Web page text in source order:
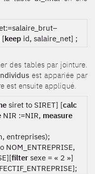
[keep id, salaire_net] ;
des tables par jointure.
est appariée par
est ensuite appliqué.
siret to SIRET] [calc
NIR :=NIR, measure
entreprises);
NOM_ENTREPRISE,
filter sexe = « 2 »]